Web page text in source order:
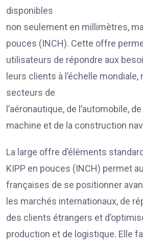
disponibles
non seulement en millimètres,
pouces (INCH). Cette offre
utilisateurs de répondre aux
leurs clients à l’échelle
secteurs de
l’aéronautique, de l’automobile,
machine et de la construction
La large offre d’éléments
KIPP en pouces (INCH) permet
françaises de se positionner
les marchés internationaux, de
des clients étrangers et
production et de logistique. Elle